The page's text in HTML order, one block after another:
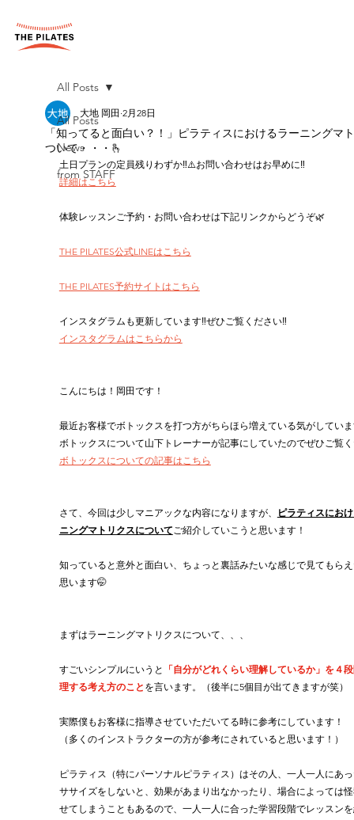
All Posts
News
from STAFF
All Posts
「知ってると面白い？！」ピラティスにおけるラーニングマ
ついて・・・🫰
大地 岡田 2月28日
土日プランの定員残りわずか‼︎⚠️お問い合わせはお早めに‼︎
詳細はこちら
体験レッスンご予約・お問い合わせは下記リンクからどうぞ🌿
THE PILATES公式LINEはこちら
THE PILATES予約サイトはこちら
インスタグラムも更新しています‼︎ぜひご覧ください‼︎
インスタグラムはこちらから
こんにちは！岡田です！
最近お客様でボトックスを打つ方がちらほら増えている気がしてい
ボトックスについて山下トレーナーが記事にしていたのでぜひご覧
ボトックスについての記事はこちら
さて、今回は少しマニアックな内容になりますが、
ピラティスにお
ニングマトリクスについてご紹介していこうと思います！
知っていると意外と面白い、ちょっと裏話みたいな感じで見てもら
思います🤭
まずはラーニングマトリクスについて、、、
すごいシンプルにいうと 「自分がどれくらい理解しているか」を４
理する考え方のこと を言います。 （後半に5個目が出てきますが笑）
実際僕もお客様に指導させていただいてる時に参考にしています！
（多くのインストラクターの方が参考にされていると思います！）
ピラティス （特にパーソナルピラティス） はその人、一人一人にあ
ササイズをしないと、効果があまり出なかったり、場合によっては
せてしまうこともあるので、一人一人に合った学習段階でレッスン